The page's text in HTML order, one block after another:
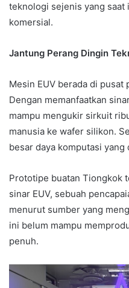
teknologi sejenis yang saat
komersial.
Jantung Perang Dingin
Mesin EUV berada di
Dengan memanfaatkan
mampu mengukir sirkuit
manusia ke wafer silikon.
besar daya komputasi
Prototipe buatan Tiongkok
sinar EUV, sebuah
menurut sumber yang
ini belum mampu
penuh.